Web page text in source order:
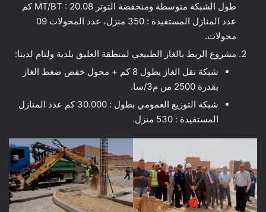
طول الشبكة متوسطة ومنخفضة التوتر MT/BT : 20.08 كم
عدد المنازل المستفيدة : 350 منزل، عدد المحولات 09
محولات.
مشروع الربط بالغاز الطبيعي لمنطقة العليق بلدية ولتام لدينا:
شبكة نقل الغاز بطول 8 كم + محول خفض ضغط الغاز
بقدرة 2500 من م3/سا.
شبكة التوزيع العمومي بطول : 30.000 كم عدد المنازل
المستفيدة : 530 منزل.